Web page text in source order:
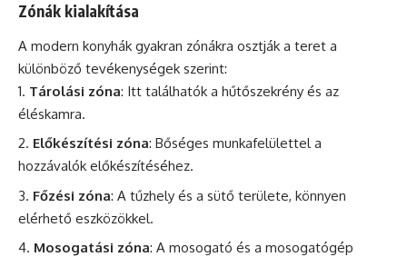
Zónák kialakítása
A modern konyhák gyakran zónákra osztják a teret a
különböző tevékenységek szerint:
Tárolási zóna: Itt találhatók a hűtőszekrény és az
éléskamra.
Előkészítési zóna: Bőséges munkafelülettel a
hozzávalók előkészítéséhez.
Főzési zóna: A tűzhely és a sütő területe, könnyen
elérhető eszközökkel.
Mosogatási zóna: A mosogató és a mosogatógép